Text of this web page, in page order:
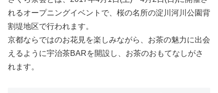
れるオープニングイベントで、桜の名所の淀川河川公園背
割堤地区で行われます。
京都ならではのお花見を楽しみながら、お茶の魅力に出会
えるように宇治茶BARを開設し、お茶のおもてなしがさ
れます。